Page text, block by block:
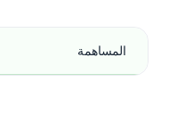
المساهمة